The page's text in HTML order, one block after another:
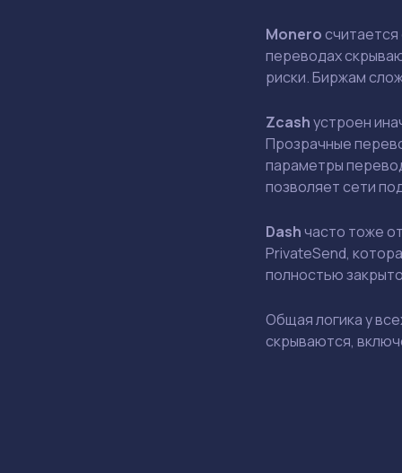
Monero
переводах
риски. Биржам
Zcashустроен
Прозрачные
параметры
позволяет сети
Dashчасто тоже
PrivateSend,
полностью
Общая логика у
скрываются,